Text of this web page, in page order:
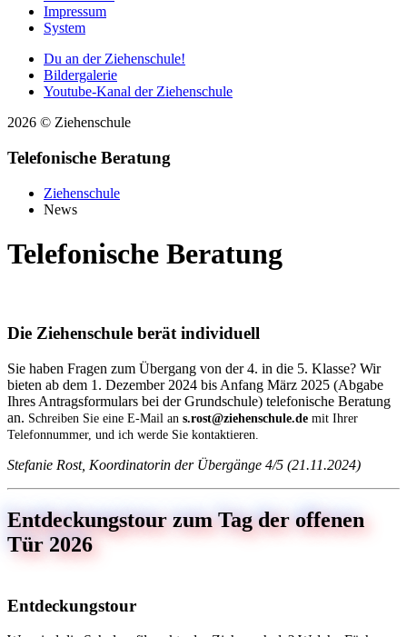
Impressum
System
Du an der Ziehenschule!
Bildergalerie
Youtube-Kanal der Ziehenschule
2026 © Ziehenschule
Telefonische Beratung
Ziehenschule
News
Telefonische Beratung
Die Ziehenschule berät individuell
Sie haben Fragen zum Übergang von der 4. in die 5. Klasse? Wir
bieten ab dem 1. Dezember 2024 bis Anfang März 2025 (Abgabe
Ihres Antragsformulars bei der Grundschule) telefonische Beratung
an. Schreiben Sie eine E-Mail an s.rost@ziehenschule.de mit Ihrer
Telefonnummer, und ich werde Sie kontaktieren.
Stefanie Rost, Koordinatorin der Übergänge 4/5 (21.11.2024)
Entdeckungstour zum Tag der offenen
Tür 2026
Entdeckungstour